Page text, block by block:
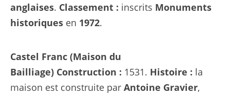
anglaises. Classement : inscrits Monuments
historiques en 1972.
Castel Franc (Maison du
Bailliage) Construction : 1531. Histoire : la
maison est construite par Antoine Gravier,